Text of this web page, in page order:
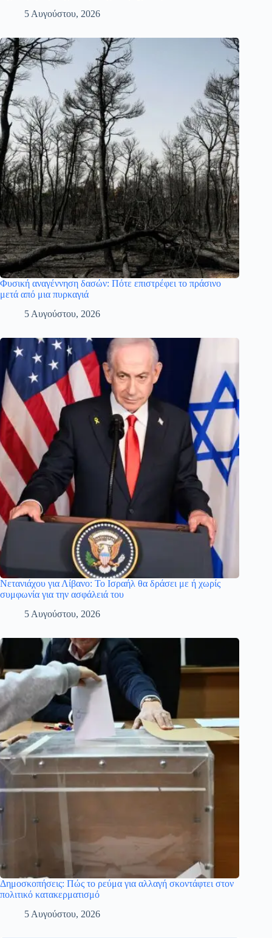
5 Αυγούστου, 2026
Φυσική αναγέννηση δασών: Πότε επιστρέφει το πράσινο
μετά από μια πυρκαγιά
5 Αυγούστου, 2026
Νετανιάχου για Λίβανο: Το Ισραήλ θα δράσει με ή χωρίς
συμφωνία για την ασφάλειά του
5 Αυγούστου, 2026
Δημοσκοπήσεις: Πώς το ρεύμα για αλλαγή σκοντάφτει στον
πολιτικό κατακερματισμό
5 Αυγούστου, 2026